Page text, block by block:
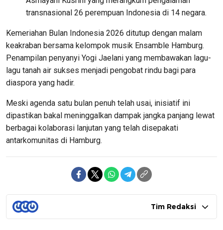
transnasional 26 perempuan Indonesia di 14 negara.
Kemeriahan Bulan Indonesia 2026 ditutup dengan malam
keakraban bersama kelompok musik Ensamble Hamburg.
Penampilan penyanyi Yogi Jaelani yang membawakan lagu-
lagu tanah air sukses menjadi pengobat rindu bagi para
diaspora yang hadir.
Meski agenda satu bulan penuh telah usai, inisiatif ini
dipastikan bakal meninggalkan dampak jangka panjang lewat
berbagai kolaborasi lanjutan yang telah disepakati
antarkomunitas di Hamburg.
Tim Redaksi